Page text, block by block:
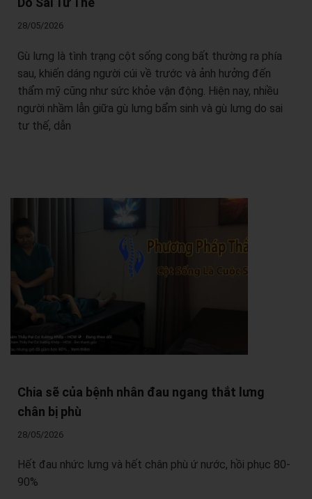
28/05/2026
Gù lưng là tình trạng cột sống cong bất thường ra phía
sau, khiến dáng người cúi về trước và ảnh hưởng đến
thẩm mỹ cũng như sức khỏe vận động. Hiện nay, nhiều
người nhầm lẫn giữa gù lưng bẩm sinh và gù lưng do sai
tư thế, dẫn
Chia sẽ của bệnh nhân đau ngang thắt lưng
chân bị phù
28/05/2026
Hết đau nhức lưng và hết chân phù ứ nước, hồi phục 80-
90%